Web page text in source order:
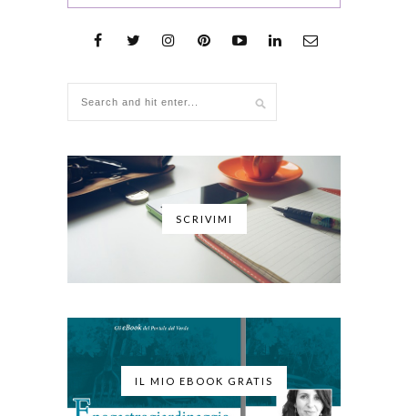
SCRIVIMI
IL MIO EBOOK GRATIS